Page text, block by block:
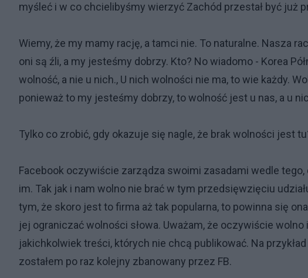
myśleć i w co chcielibyśmy wierzyć Zachód przestał być już
Wiemy, że my mamy rację, a tamci nie. To naturalne. Nasza
oni są źli, a my jesteśmy dobrzy. Kto? No wiadomo - Korea
wolność, a nie u nich., U nich wolności nie ma, to wie każdy.
ponieważ to my jesteśmy dobrzy, to wolność jest u nas, a u
Tylko co zrobić, gdy okazuje się nagle, że brak wolności jest
Facebook oczywiście zarządza swoimi zasadami wedle
im. Tak jak i nam wolno nie brać w tym przedsięwzięciu
tym, że skoro jest to firma aż tak popularna, to powinna się
jej ograniczać wolności słowa. Uważam, że oczywiście
jakichkolwiek treści, których nie chcą publikować. Na
zostałem po raz kolejny zbanowany przez FB.